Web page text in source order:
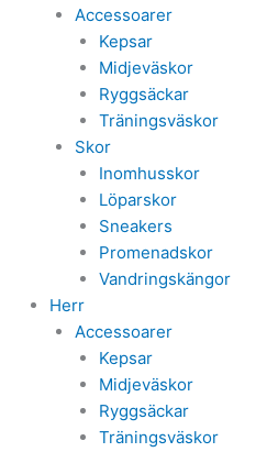
Accessoarer
Kepsar
Midjeväskor
Ryggsäckar
Träningsväskor
Skor
Inomhusskor
Löparskor
Sneakers
Promenadskor
Vandringskängor
Herr
Accessoarer
Kepsar
Midjeväskor
Ryggsäckar
Träningsväskor